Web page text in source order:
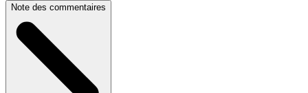
Note des commentaires